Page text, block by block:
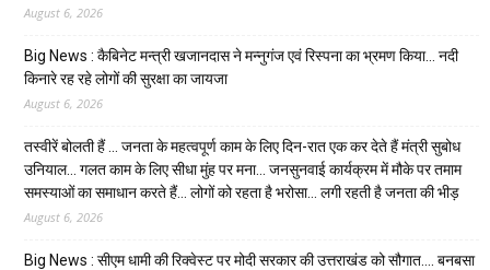
August 6, 2026
Big News : कैबिनेट मन्त्री खजानदास ने मन्नुगंज एवं रिस्पना का भ्रमण किया… नदी
किनारे रह रहे लोगों की सुरक्षा का जायजा
August 6, 2026
तस्वीरें बोलती हैं … जनता के महत्वपूर्ण काम के लिए दिन-रात एक कर देते हैं मंत्री सुबोध
उनियाल… गलत काम के लिए सीधा मुंह पर मना… जनसुनवाई कार्यक्रम में मौके पर तमाम
समस्याओं का समाधान करते हैं… लोगों को रहता है भरोसा… लगी रहती है जनता की भीड़
August 6, 2026
Big News : सीएम धामी की रिक्वेस्ट पर मोदी सरकार की उत्तराखंड को सौगात…. बनबसा